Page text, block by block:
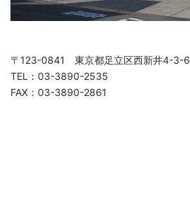
〒123-0841 東京都足立区西新井4-3-6
TEL：03-3890-2535
FAX：03-3890-2861